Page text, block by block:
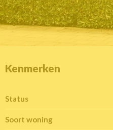
Kenmerken
Status
Soort woning